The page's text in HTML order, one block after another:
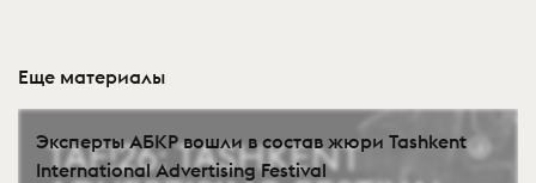
Еще материалы
Эксперты АБКР вошли в состав жюри Tashkent
International Advertising Festival